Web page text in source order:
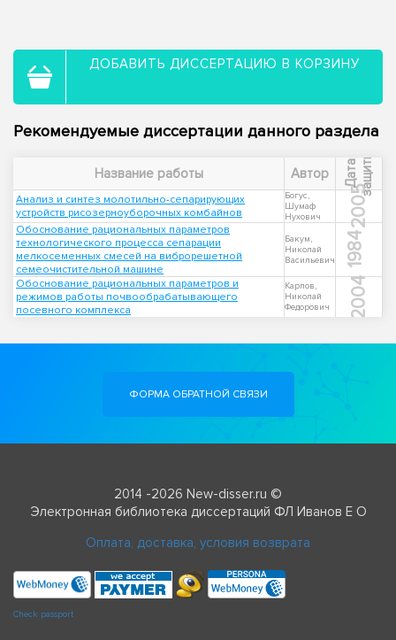
ДОБАВИТЬ ДИССЕРТАЦИЮ В КОРЗИНУ
Рекомендуемые диссертации данного раздела
Название работы Автор Д
а
т
а
з
а
щ
и
ты
Анализ и синтез молотильно-сепарирующих
устройств рисозерноуборочных комбайнов
Богус,
Шумаф
Нухович
2005
Обоснование рациональных параметров
технологического процесса сепарации
мелкосеменных смесей на виброрешетной
семеочистительной машине
Бакум,
Николай
Васильевич
1984
Обоснование рациональных параметров и
режимов работы почвообрабатывающего
посевного комплекса
Карпов,
Николай
Федорович
2004
ФОРМА ОБРАТНОЙ СВЯЗИ
2014 -2026 New-disser.ru ©
Электронная библиотека диссертаций ФЛ Иванов Е О
Оплата, доставка, условия возврата
Check passport